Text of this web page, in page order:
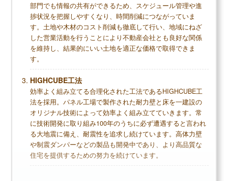
メリット
高い耐震性と断熱性で安全で快適な暮らしがで
柱や壁のない広々とした空間作りが得意で間取
りの自由度も高い
保証と点検が充実していて長く安心して暮らせ
る
床や内装ドアなどで選べる木材の種類が多い
部門でも情報の共有ができるため、スケジュール管理や進
捗状況を把握しやすくなり、時間削減につながっていま
す。土地や木材のコスト削減も徹底して行い、地域にねざ
した営業活動を行うことにより不動産会社とも良好な関係
を維持し、結果的にいい土地を適正な価格で取得できま
す。
HIGHCUBE工法
効率よく組み立てる合理化された工法であるHIGHCUBE工
法を採用。パネル工場で製作された耐力壁と床を一建設の
オリジナル技術によって効率よく組み立てていきます。常
に技術開発に取り組み100年のうちに必ず遭遇すると言われ
る大地震に備え、耐震性を追求し続けています。高体力壁
や制震ダンパーなどの製品も開発中であり、より高品質な
住宅を提供するための努力を続けています。